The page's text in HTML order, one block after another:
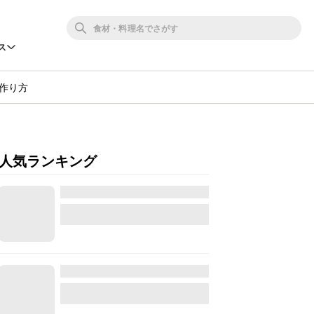
り方
人気ランキング